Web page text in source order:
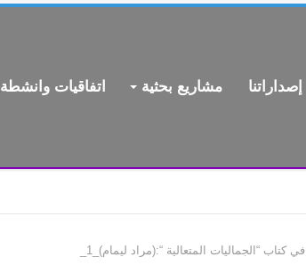
إصداراتنا مشاريع بحثية اتفاقيات وانشطة
“الجماليات المتعالية “:(مراد ليمام)_1_